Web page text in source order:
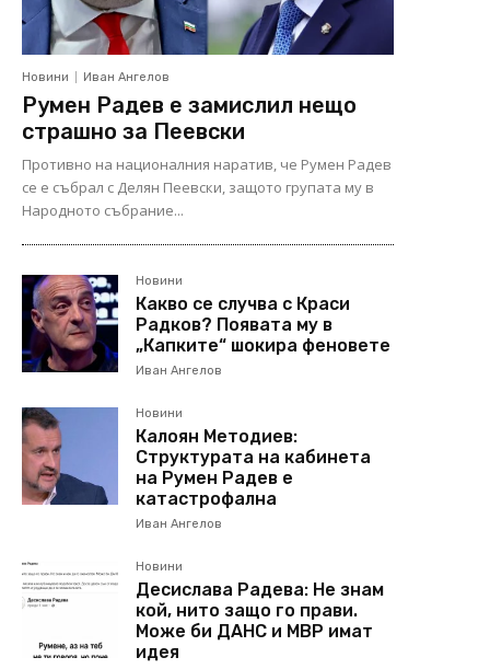
Новини Иван Ангелов
Румен Радев е замислил нещо
страшно за Пеевски
Противно на националния наратив, че Румен Радев
се е събрал с Делян Пеевски, защото групата му в
Народното събрание...
Новини
Какво се случва с Краси
Радков? Появата му в
„Капките“ шокира феновете
Иван Ангелов
Новини
Калоян Методиев:
Структурата на кабинета
на Румен Радев е
катастрофална
Иван Ангелов
Новини
Десислава Радева: Не знам
кой, нито защо го прави.
Може би ДАНС и МВР имат
идея